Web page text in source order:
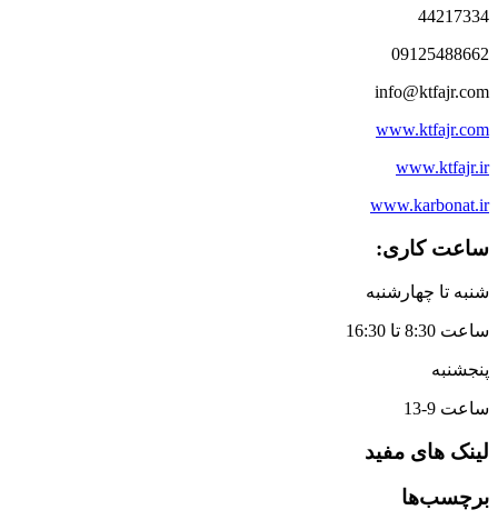
44217334
09125488662
info@ktfajr.com
www.ktfajr.com
www.ktfajr.ir
www.karbonat.ir
ساعت کاری:
شنبه تا چهارشنبه
ساعت 8:30 تا 16:30
پنجشنبه
ساعت 9-13
لینک های مفید
برچسب‌ها